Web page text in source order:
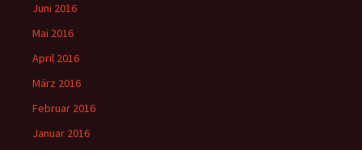
Juni 2016
Mai 2016
April 2016
März 2016
Februar 2016
Januar 2016